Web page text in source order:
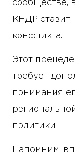
сообществе,
КНДР ставит
конфликта.
Этот
требует
понимания
политики.
Напомним,